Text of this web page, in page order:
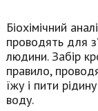
Біохімічний
проводять для
людини. Забір
правило,
їжу і пити
воду.